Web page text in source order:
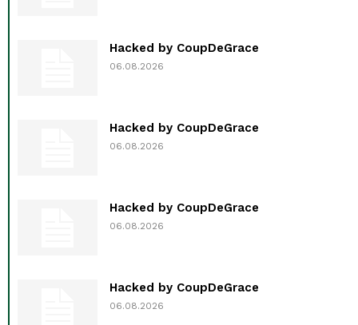
Hacked by CoupDeGrace
06.08.2026
Hacked by CoupDeGrace
06.08.2026
Hacked by CoupDeGrace
06.08.2026
Hacked by CoupDeGrace
06.08.2026